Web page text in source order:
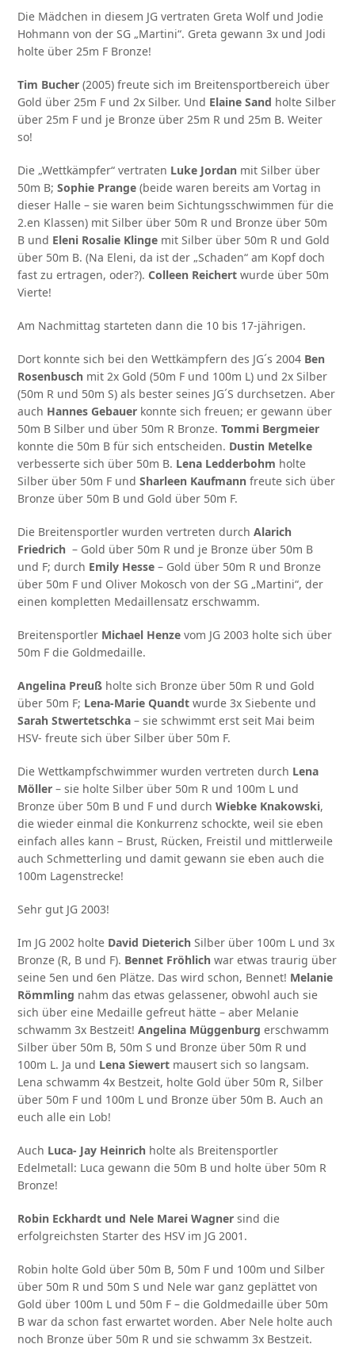
Die Mädchen in diesem JG vertraten Greta Wolf und Jodie
Hohmann von der SG „Martini“. Greta gewann 3x und Jodi
holte über 25m F Bronze!
Tim Bucher(2005) freute sich im Breitensportbereich über
Gold über 25m F und 2x Silber. Und Elaine Sand holte Silber
über 25m F und je Bronze über 25m R und 25m B. Weiter
so!
Die „Wettkämpfer“ vertraten Luke Jordan mit Silber über
50m B;Sophie Prange (beide waren bereits am Vortag in
dieser Halle – sie waren beim Sichtungsschwimmen für die
2.en Klassen) mit Silber über 50m R und Bronze über 50m
B und Eleni Rosalie Klinge mit Silber über 50m R und Gold
über 50m B. (Na Eleni, da ist der „Schaden“ am Kopf doch
fast zu ertragen, oder?).Colleen Reichert wurde über 50m
Vierte!
Am Nachmittag starteten dann die 10 bis 17-jährigen.
Dort konnte sich bei den Wettkämpfern des JG´s 2004 Ben
Rosenbusch mit 2x Gold (50m F und 100m L) und 2x Silber
(50m R und 50m S) als bester seines JG´S durchsetzen. Aber
auch Hannes Gebauer konnte sich freuen; er gewann über
50m B Silber und über 50m R Bronze.Tommi Bergmeier
konnte die 50m B für sich entscheiden. Dustin Metelke
verbesserte sich über 50m B. Lena Ledderbohm holte
Silber über 50m F undSharleen Kaufmannfreute sich über
Bronze über 50m B und Gold über 50m F.
Die Breitensportler wurden vertreten durchAlarich
Friedrich – Gold über 50m R und je Bronze über 50m B
und F; durch Emily Hesse – Gold über 50m R und Bronze
über 50m F und Oliver Mokosch von der SG „Martini“, der
einen kompletten Medaillensatz erschwamm.
Breitensportler Michael Henzevom JG 2003 holte sich über
50m F die Goldmedaille.
Angelina Preuß holte sich Bronze über 50m R und Gold
über 50m F; Lena-Marie Quandt wurde 3x Siebente und
Sarah Stwertetschka – sie schwimmt erst seit Mai beim
HSV- freute sich über Silber über 50m F.
Die Wettkampfschwimmer wurden vertreten durch Lena
Möller – sie holte Silber über 50m R und 100m L und
Bronze über 50m B und F und durchWiebke Knakowski,
die wieder einmal die Konkurrenz schockte, weil sie eben
einfach alles kann – Brust, Rücken, Freistil und mittlerweile
auch Schmetterling und damit gewann sie eben auch die
100m Lagenstrecke!
Sehr gut JG 2003!
Im JG 2002 holte David Dieterich Silber über 100m L und 3x
Bronze (R, B und F). Bennet Fröhlichwar etwas traurig über
seine 5en und 6en Plätze. Das wird schon, Bennet! Melanie
Römmling nahm das etwas gelassener, obwohl auch sie
sich über eine Medaille gefreut hätte – aber Melanie
schwamm 3x Bestzeit!Angelina Müggenburgerschwamm
Silber über 50m B, 50m S und Bronze über 50m R und
100m L. Ja und Lena Siewert mausert sich so langsam.
Lena schwamm 4x Bestzeit, holte Gold über 50m R, Silber
über 50m F und 100m L und Bronze über 50m B. Auch an
euch alle ein Lob!
Auch Luca- Jay Heinrich holte als Breitensportler
Edelmetall: Luca gewann die 50m B und holte über 50m R
Bronze!
Robin Eckhardt und Nele Marei Wagner sind die
erfolgreichsten Starter des HSV im JG 2001.
Robin holte Gold über 50m B, 50m F und 100m und Silber
über 50m R und 50m S und Nele war ganz geplättet von
Gold über 100m L und 50m F – die Goldmedaille über 50m
B war da schon fast erwartet worden. Aber Nele holte auch
noch Bronze über 50m R und sie schwamm 3x Bestzeit.